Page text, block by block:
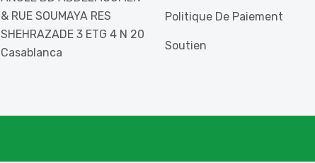
& RUE SOUMAYA RES
SHEHRAZADE 3 ETG 4 N 20
Casablanca
Politique De Paiement
Soutien